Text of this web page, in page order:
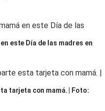
este Día de las madres en
tarjeta con mamá. | Foto: